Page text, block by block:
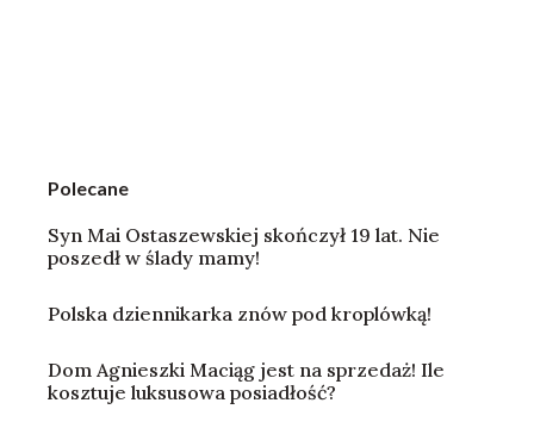
Polecane
Syn Mai Ostaszewskiej skończył 19 lat. Nie
poszedł w ślady mamy!
Polska dziennikarka znów pod kroplówką!
Dom Agnieszki Maciąg jest na sprzedaż! Ile
kosztuje luksusowa posiadłość?